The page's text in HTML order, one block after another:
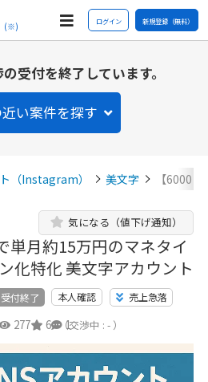
(※) ログイン 新規登録（無料）
受付を終了しています。
い案件を探す
（Instagram） 美文字 【6000
単月約15万円のマネタイ
化特化 美文字アカウント
気になる（値下げ通知）
受付終了 本人確認 売上急落
277 6 1
（交渉中 : - ）